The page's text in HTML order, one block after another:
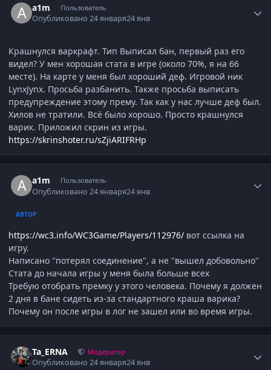
a1m Пользователь
Опубликовано24 января24 янв
Крашнулся варкрафт. Тип Выписал бан, первый раз его
видел? У мен хорошая стата в игре (около 70%, я на 66
месте). На карте у меня был хороший деф. Игровой ник
LynxJynx. Просьба разбанить. Также просьба выписать
предупреждение этому прему. Так как у нас лучше деф был.
Хилов не тратили. Всё было хорошо. Просто крашнулся
варик. Приложил скрин из игры.
https://skrinshoter.ru/sZjiARIFRHp
a1m Пользователь
Опубликовано24 января24 янв
АВТОР
https://wc3.info/WC3Game/Players/112976/ вот ссылка на
игру.
Написано "потерял соединение", а не "вышел добовольно"
Стата до начала игры у меня была больше всех
Требую отобрать премку у этого человека. Почему я должен
2 дня в бане сидеть из-за стандартного краша варика?
Почему он после игры в лог не зашел или во время игры.
Ta_ERNA Модератор
Опубликовано24 января24 янв